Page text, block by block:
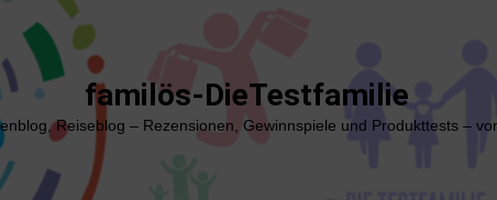
familös-DieTestfamilie
Reiseblog – Rezensionen, Gewinnspiele und Produkttests –